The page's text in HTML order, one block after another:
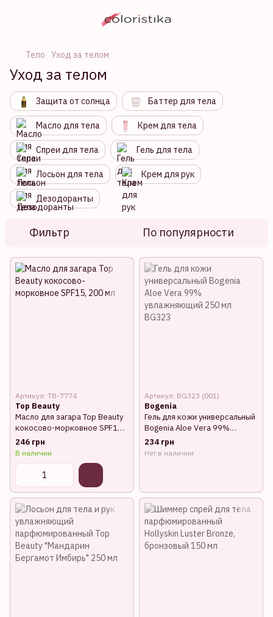
Тело Уход за телом
Уход за телом
Защита от солнца Баттер для тела
Масло для тела Крем для тела
Спреи для тела Гель для тела
Лосьон для тела Крем для рук
Дезодоранты
Фильтр По популярности
Артикул: TB-7774
Top Beauty
Масло для загара Top Beauty
кокосово-морковное SPF15,
200 мл
246 грн
В наличии
Артикул: BG323 (001)
Bogenia
Гель для кожи универсальный
Bogenia Aloe Vera 99%
увлажняющий 250 мл BG323
234 грн
Нет в наличии